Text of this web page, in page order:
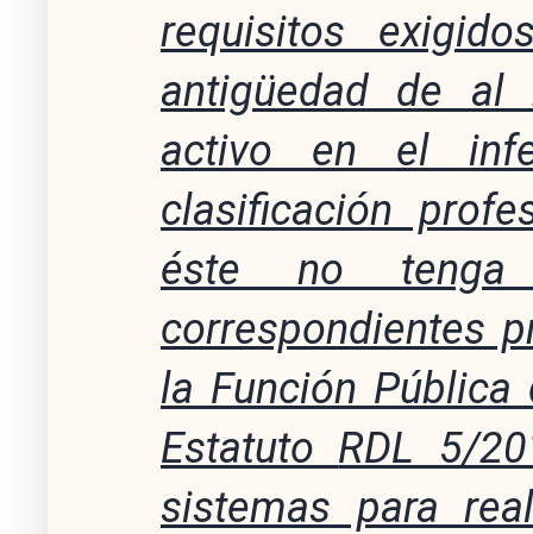
requisitos
antigüedad de al
activo en el
clasificación
éste no tenga
correspondientes
la Función
Estatuto RDL 5/
sistemas para